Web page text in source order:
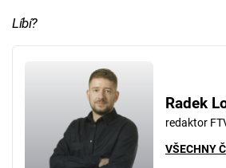
Líbí?
Radek
redaktor
VŠECHNY